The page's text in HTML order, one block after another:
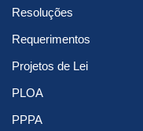
Resoluções
Requerimentos
Projetos de Lei
PLOA
PPPA